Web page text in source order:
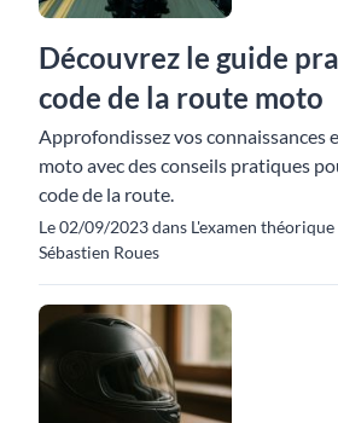
Découvrez le guide
code de la route moto
Approfondissez vos connaissances
moto avec des conseils pratiques
code de la route.
Le 02/09/2023 dans L'examen
Sébastien Roues